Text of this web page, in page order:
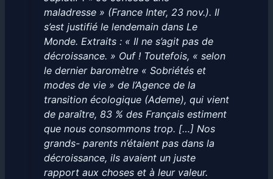
maladresse » (France Inter, 23 nov.). Il
s’est justifié le lendemain dans Le
Monde. Extraits : « Il ne s’agit pas de
décroissance. » Ouf ! Toutefois, « selon
le dernier baromètre « Sobriétés et
modes de vie » de l’Agence de la
transition écologique (Ademe), qui vient
de paraître, 83 % des Français estiment
que nous consommons trop. […] Nos
grands- parents n’étaient pas dans la
décroissance, ils avaient un juste
rapport aux choses et à leur valeur.